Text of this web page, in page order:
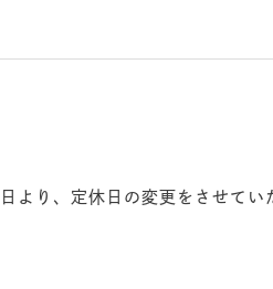
より、定休日の変更をさせてい